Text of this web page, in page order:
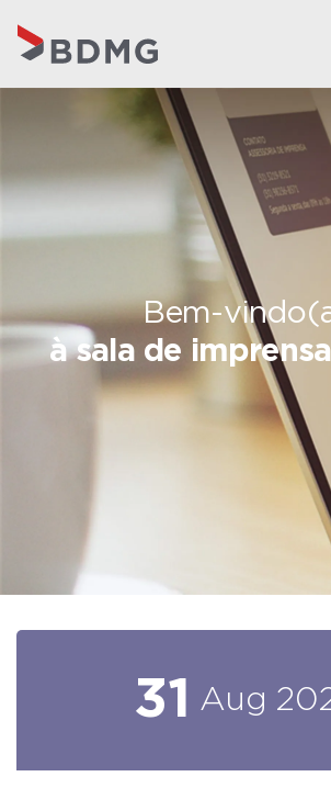
Bem-
à sala de
31 Aug